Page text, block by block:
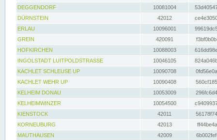
DEGGENDORF
10081004
DÜRNSTEIN
42012
ERLAU
10096001
GREIN
420091
HOFKIRCHEN
10088003
INGOLSTADT LUITPOLDSTRASSE
10046105
KACHLET SCHLEUSE UP
10090708
KACHLET WEHR UP
10090408
KELHEIM DONAU
10053009
KELHEIMWINZER
10054500
KIENSTOCK
42011
KORNEUBURG
42013
MAUTHAUSEN
42009